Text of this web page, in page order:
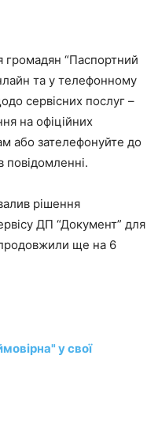
громадян “Паспортний
та у телефонному
сервісних послуг –
на офіційних
або зателефонуйте до
повідомленні.
рішення
ДП “Документ” для
ще на 6
у свої